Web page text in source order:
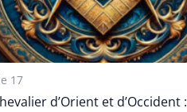
17
d’Orient et d’Occident :